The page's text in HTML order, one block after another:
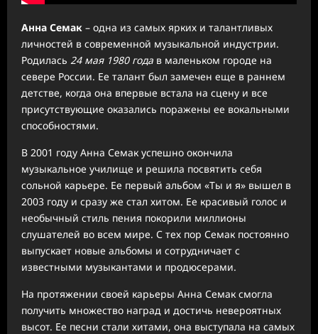
Анна Семак – одна из самых ярких и талантливых
личностей в современной музыкальной индустрии.
Родилась 24 мая 1980 года в маленьком городе на
севере России. Ее талант был замечен еще в раннем
детстве, когда она впервые встала на сцену и все
присутствующие оказались поражены ее вокальными
способностями.
В 2001 году Анна Семак успешно окончила
музыкальное училище и решила посвятить себя
сольной карьере. Ее первый альбом «Ты и я» вышел в
2003 году и сразу же стал хитом. Ее красивый голос и
необычный стиль пения покорили миллионы
слушателей во всем мире. С тех пор Семак постоянно
выпускает новые альбомы и сотрудничает с
известными музыкантами и продюсерами.
На протяжении своей карьеры Анна Семак смогла
получить множество наград и достичь невероятных
высот. Ее песни стали хитами, она выступала на самых